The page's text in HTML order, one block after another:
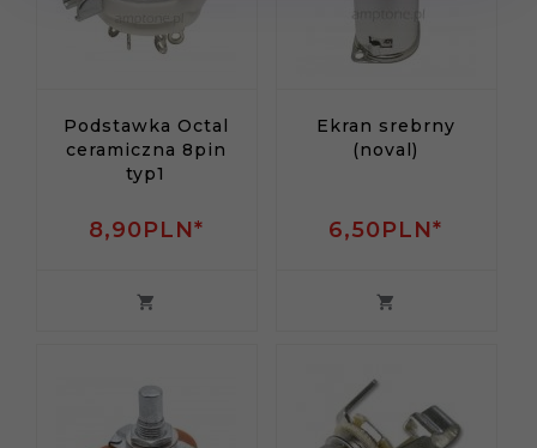
Podstawka Octal
ceramiczna 8pin
typ1
8,90PLN*
Ekran srebrny
(noval)
6,50PLN*